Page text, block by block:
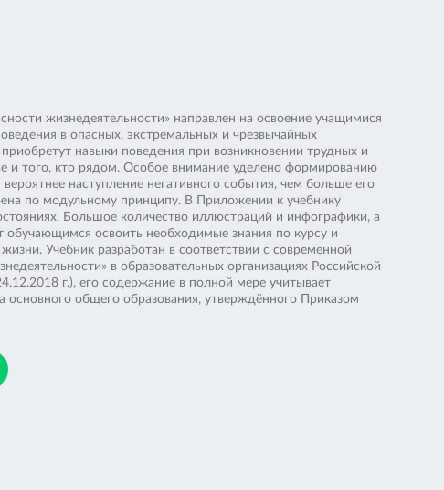
жизнедеятельности» направлен на освоение учащимися
в опасных, экстремальных и чрезвычайных
навыки поведения при возникновении трудных и
и того, кто рядом. Особое внимание уделено формированию
наступление негативного события, чем больше его
по модульному принципу. В Приложении к учебнику
Большое количество иллюстраций и инфографики, а
освоить необходимые знания по курсу и
Учебник разработан в соответствии с современной
в образовательных организациях Российской
г.), его содержание в полной мере учитывает
основного общего образования, утверждённого Приказом